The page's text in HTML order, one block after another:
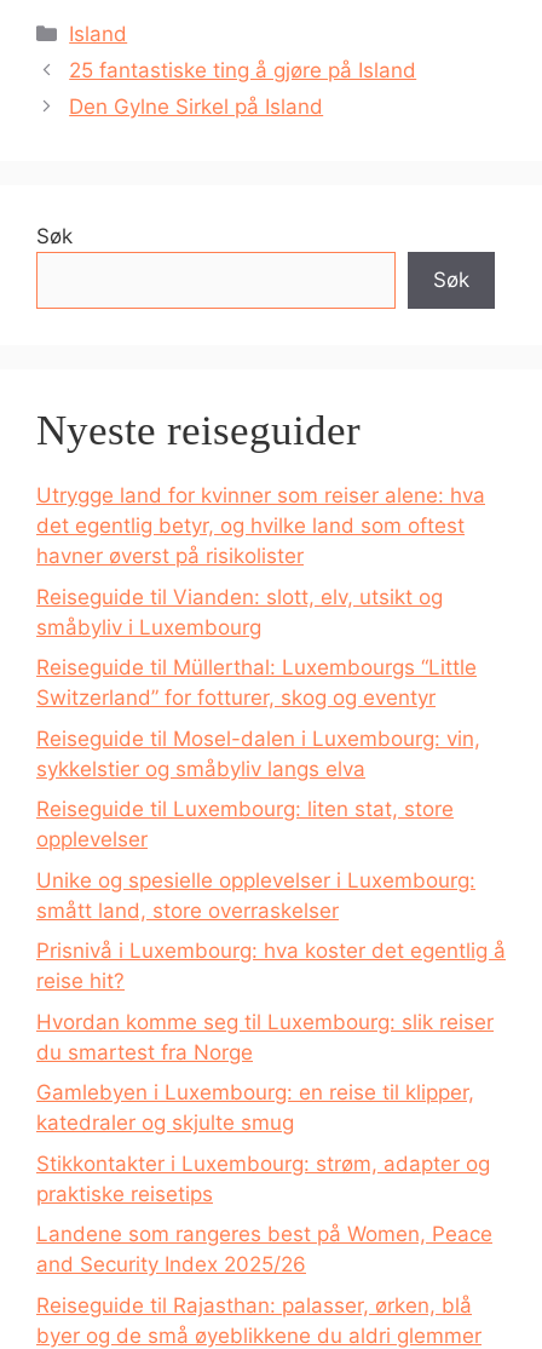
Kategorier
Island
25 fantastiske ting å gjøre på Island
Den Gylne Sirkel på Island
Søk
Søk
Nyeste reiseguider
Utrygge land for kvinner som reiser alene: hva
det egentlig betyr, og hvilke land som oftest
havner øverst på risikolister
Reiseguide til Vianden: slott, elv, utsikt og
småbyliv i Luxembourg
Reiseguide til Müllerthal: Luxembourgs “Little
Switzerland” for fotturer, skog og eventyr
Reiseguide til Mosel-dalen i Luxembourg: vin,
sykkelstier og småbyliv langs elva
Reiseguide til Luxembourg: liten stat, store
opplevelser
Unike og spesielle opplevelser i Luxembourg:
smått land, store overraskelser
Prisnivå i Luxembourg: hva koster det egentlig å
reise hit?
Hvordan komme seg til Luxembourg: slik reiser
du smartest fra Norge
Gamlebyen i Luxembourg: en reise til klipper,
katedraler og skjulte smug
Stikkontakter i Luxembourg: strøm, adapter og
praktiske reisetips
Landene som rangeres best på Women, Peace
and Security Index 2025/26
Reiseguide til Rajasthan: palasser, ørken, blå
byer og de små øyeblikkene du aldri glemmer